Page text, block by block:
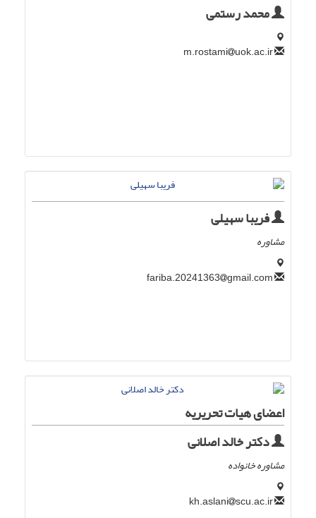
محمد رستمی
uok.ac.ir
فریبا سهیلی
مشاوره
gmail.com
اعضای هیات تحریریه
دکتر خالد اصلانی
مشاوره خانواده
scu.ac.ir